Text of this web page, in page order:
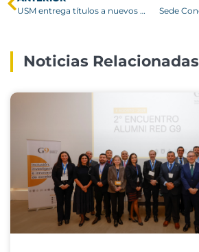
USM entrega títulos a nuevos profesionales de Campus Vitacura
Noticias Relacionadas